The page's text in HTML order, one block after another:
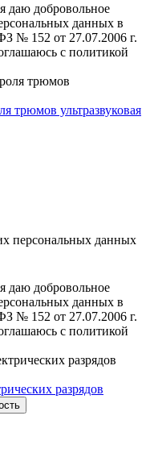
даю добровольное
данных в
№ 152 от 27.07.2006 г.
с политикой
трюмов ультразвуковая
персональных данных
даю добровольное
данных в
№ 152 от 27.07.2006 г.
с политикой
разрядов